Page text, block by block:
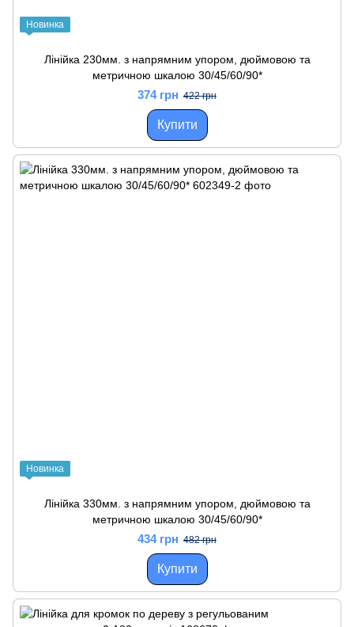
Новинка
Лінійка 230мм. з напрямним упором, дюймовою та
метричною шкалою 30/45/60/90*
374 грн 422 грн
Купити
Новинка
Лінійка 330мм. з напрямним упором, дюймовою та
метричною шкалою 30/45/60/90*
434 грн 482 грн
Купити